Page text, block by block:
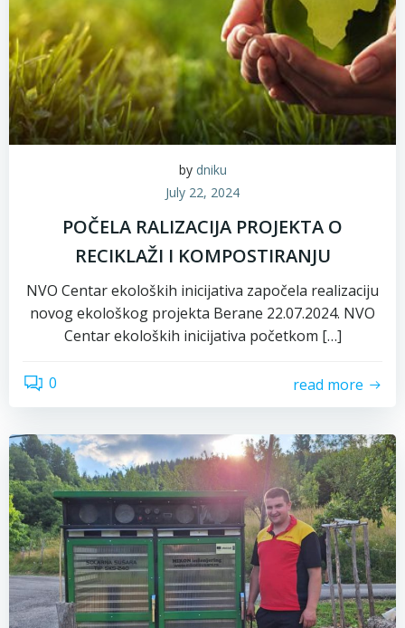
by dniku
July 22, 2024
POČELA RALIZACIJA PROJEKTA O
RECIKLAŽI I KOMPOSTIRANJU
NVO Centar ekoloških inicijativa započela realizaciju
novog ekološkog projekta Berane 22.07.2024. NVO
Centar ekoloških inicijativa početkom […]
0 read more